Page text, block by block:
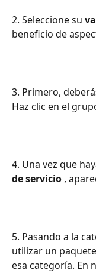
2. Seleccione su
beneficio de
3. Primero,
Haz clic en el
4. Una vez que
de servicio ,
5. Pasando a la
utilizar un
esa categoría. En